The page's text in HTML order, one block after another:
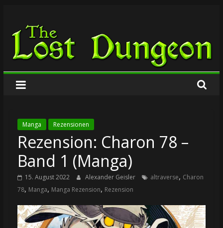
springen
The
Lost
Dungeon
Manga Rezensionen
Rezension: Charon 78 –
Band 1 (Manga)
15. August 2022 Alexander Geisler altraverse, Charon
78, Manga, Manga Rezension, Rezension